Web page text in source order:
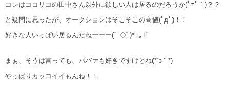
コレはココリコの田中さん以外に欲しい人は居るのだろうか(ﾟｪﾟ｀)？？
と疑問に思ったが、オークションはそこそこの高値(ﾟдﾟ)！！
好きな人いっぱい居るんだねーーー(ﾟ ◇ﾟ)*.:｡+ﾟ
まぁ、そうは言っても、ババァも好きですけどね(*´з｀*)
やっぱりカッコイイもんね！！